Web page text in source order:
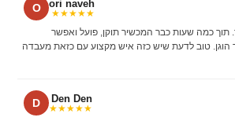
O ori naveh
★★★★★
תוך כמה שעות כבר המכשיר תוקן, פועל ואפשר
הוגן. טוב לדעת שיש כזה איש מקצוע עם כזאת מעבדה
D Den Den
★★★★★